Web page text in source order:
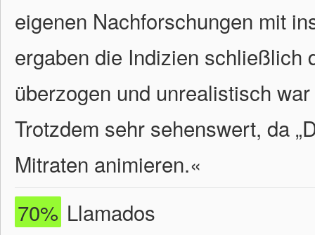
eigenen Nachforschungen mit
ergaben die Indizien schließlich
überzogen und unrealistisch
Trotzdem sehr sehenswert, da
Mitraten animieren.«
70% Llamados